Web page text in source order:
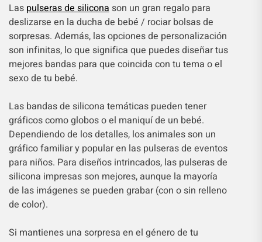
Las pulseras de silicona son un gran regalo para
deslizarse en la ducha de bebé / rociar bolsas de
sorpresas. Además, las opciones de personalización
son infinitas, lo que significa que puedes diseñar tus
mejores bandas para que coincida con tu tema o el
sexo de tu bebé.
Las bandas de silicona temáticas pueden tener
gráficos como globos o el maniquí de un bebé.
Dependiendo de los detalles, los animales son un
gráfico familiar y popular en las pulseras de eventos
para niños. Para diseños intrincados, las pulseras de
silicona impresas son mejores, aunque la mayoría
de las imágenes se pueden grabar (con o sin relleno
de color).
Si mantienes una sorpresa en el género de tu